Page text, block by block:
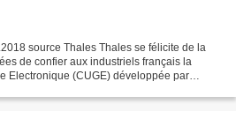
source Thales Thales se félicite de la
de confier aux industriels français la
Electronique (CUGE) développée par